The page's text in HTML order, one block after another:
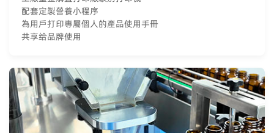
配套定製營養小程序
為用戶打印專屬個人的產品使用手冊
共享给品牌使用